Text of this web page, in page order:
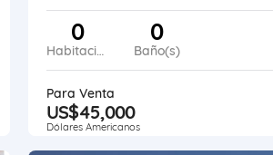
0
Habitaciones
0
Baño(s)
Para Venta
US$45,000
Dólares Americanos